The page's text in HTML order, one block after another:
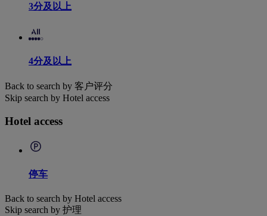
3分及以上
4分及以上
Back to search by 客户评分
Skip search by Hotel access
Hotel access
停车
Back to search by Hotel access
Skip search by 护理